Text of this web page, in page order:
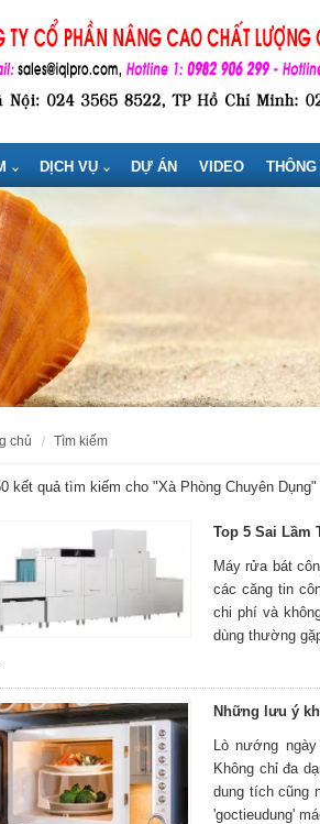
DỊCH VỤ DỰ ÁN VIDEO
chủ tìm kiếm
kết quả tìm kiếm cho "Xà Phòng Chuyên Dụng"
Top 5 Sai Lầm
Máy rửa bát
các căng tin
chi phí và
dùng thường
Những lưu ý
Lò nướng
Không chỉ đa
dung tích cũng
'goctieudung'